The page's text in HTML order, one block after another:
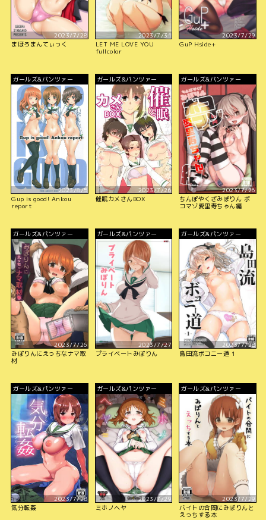
2023/7/28
まほろまんてぃっく
2023/7/31
LET ME LOVE YOU
fullcolor
2023/7/29
GuP Hside+
ガールズ&パンツァー
2023/8/5
Gup is good! Ankou
report
ガールズ&パンツァー
2023/7/26
催眠カメさんBOX
ガールズ&パンツァー
2023/7/26
ちんぽやくざみぽりん ボ
コマゾ愛里寿ちゃん編
ガールズ&パンツァー
2023/7/26
みぽりんにえっちなナマ取
材
ガールズ&パンツァー
2023/7/27
プライベートみぽりん
ガールズ&パンツァー
2023/7/28
島田流ボコニー道 1
ガールズ&パンツァー
2023/7/28
気分転姦
ガールズ&パンツァー
2023/7/29
ミホノヘヤ
ガールズ&パンツァー
2023/7/29
バイトの合間にみぽりんと
えっちする本